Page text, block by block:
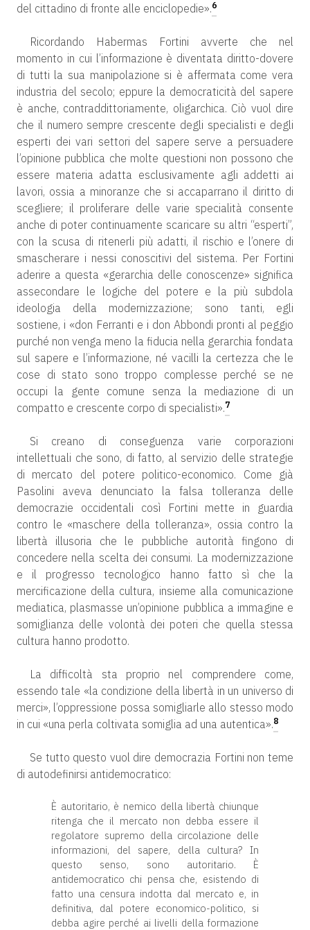
del cittadino di fronte alle enciclopedie».6
Ricordando Habermas Fortini avverte che nel
momento in cui l’informazione è diventata diritto-dovere
di tutti la sua manipolazione si è affermata come vera
industria del secolo; eppure la democraticità del sapere
è anche, contraddittoriamente, oligarchica. Ciò vuol dire
che il numero sempre crescente degli specialisti e degli
esperti dei vari settori del sapere serve a persuadere
l’opinione pubblica che molte questioni non possono che
essere materia adatta esclusivamente agli addetti ai
lavori, ossia a minoranze che si accaparrano il diritto di
scegliere; il proliferare delle varie specialità consente
anche di poter continuamente scaricare su altri “esperti”,
con la scusa di ritenerli più adatti, il rischio e l’onere di
smascherare i nessi conoscitivi del sistema. Per Fortini
aderire a questa «gerarchia delle conoscenze» significa
assecondare le logiche del potere e la più subdola
ideologia della modernizzazione; sono tanti, egli
sostiene, i «don Ferranti e i don Abbondi pronti al peggio
purché non venga meno la fiducia nella gerarchia fondata
sul sapere e l’informazione, né vacilli la certezza che le
cose di stato sono troppo complesse perché se ne
occupi la gente comune senza la mediazione di un
compatto e crescente corpo di specialisti».7
Si creano di conseguenza varie corporazioni
intellettuali che sono, di fatto, al servizio delle strategie
di mercato del potere politico-economico. Come già
Pasolini aveva denunciato la falsa tolleranza delle
democrazie occidentali così Fortini mette in guardia
contro le «maschere della tolleranza», ossia contro la
libertà illusoria che le pubbliche autorità fingono di
concedere nella scelta dei consumi. La modernizzazione
e il progresso tecnologico hanno fatto sì che la
mercificazione della cultura, insieme alla comunicazione
mediatica, plasmasse un’opinione pubblica a immagine e
somiglianza delle volontà dei poteri che quella stessa
cultura hanno prodotto.
La difficoltà sta proprio nel comprendere come,
essendo tale «la condizione della libertà in un universo di
merci», l’oppressione possa somigliarle allo stesso modo
in cui «una perla coltivata somiglia ad una autentica».8
Se tutto questo vuol dire democrazia Fortini non teme
di autodefinirsi antidemocratico:
È autoritario, è nemico della libertà chiunque
ritenga che il mercato non debba essere il
regolatore supremo della circolazione delle
informazioni, del sapere, della cultura? In
questo senso, sono autoritario. È
antidemocratico chi pensa che, esistendo di
fatto una censura indotta dal mercato e, in
definitiva, dal potere economico-politico, si
debba agire perché ai livelli della formazione